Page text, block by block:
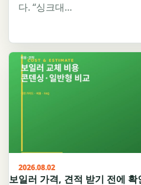
다. “싱크대…
2026.08.02
보일러 가격, 견적 받기 전에